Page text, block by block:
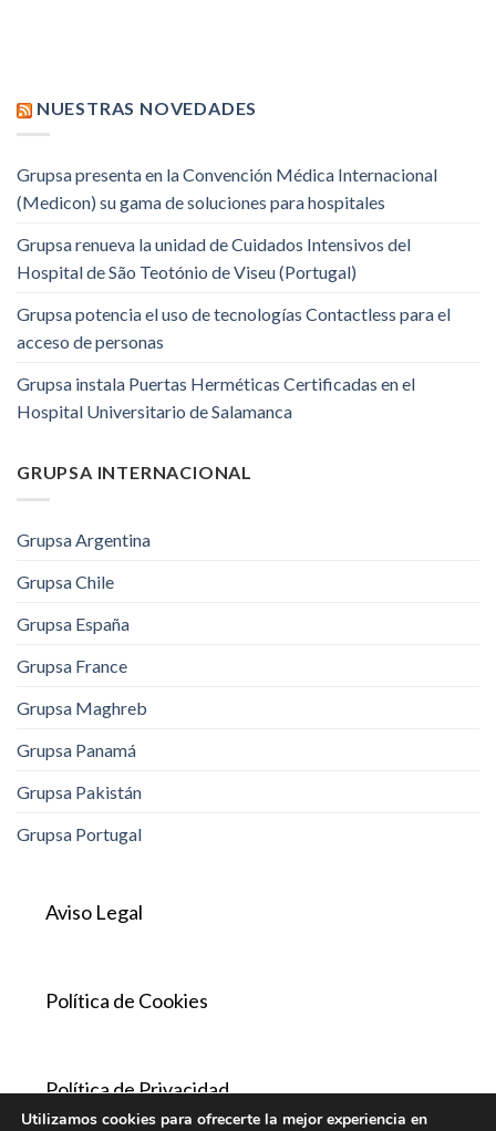
NUESTRAS NOVEDADES
Grupsa presenta en la Convención Médica Internacional
(Medicon) su gama de soluciones para hospitales
Grupsa renueva la unidad de Cuidados Intensivos del
Hospital de São Teotónio de Viseu (Portugal)
Grupsa potencia el uso de tecnologías Contactless para el
acceso de personas
Grupsa instala Puertas Herméticas Certificadas en el
Hospital Universitario de Salamanca
GRUPSA INTERNACIONAL
Grupsa Argentina
Grupsa Chile
Grupsa España
Grupsa France
Grupsa Maghreb
Grupsa Panamá
Grupsa Pakistán
Grupsa Portugal
Aviso Legal
Política de Cookies
Política de Privacidad
Utilizamos cookies para ofrecerte la mejor experiencia en